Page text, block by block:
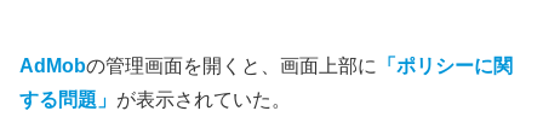
AdMobの管理画面を開くと、画面上部に
「ポリシーに関
する問題」 が表示されていた。